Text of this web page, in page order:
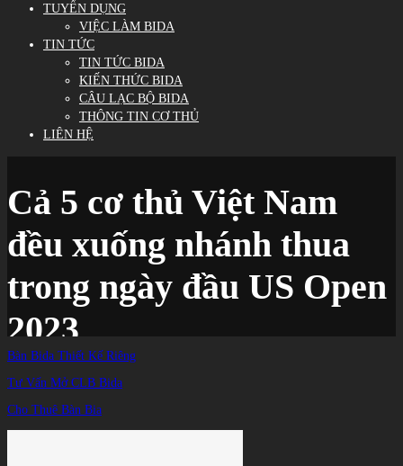
TUYỂN DỤNG
VIỆC LÀM BIDA
TIN TỨC
TIN TỨC BIDA
KIẾN THỨC BIDA
CÂU LẠC BỘ BIDA
THÔNG TIN CƠ THỦ
LIÊN HỆ
Cả 5 cơ thủ Việt Nam
đều xuống nhánh thua
trong ngày đầu US Open
2023
TIN TỨC
Bàn Bida Thiết Kế Riêng
Tư Vấn Mở CLB Bida
Cho Thuê Bàn Bia